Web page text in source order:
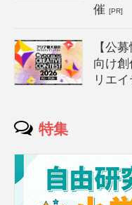
催[PR]
【公
向け
リエ
特集